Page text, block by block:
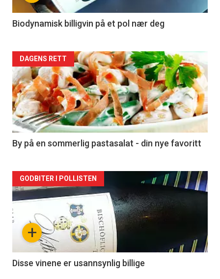
4
Biodynamisk billigvin på et pol nær deg
Forsiden
akkurat
nå
-
5
DAGENS RETT
By på en sommerlig pastasalat - din nye favoritt
Forsiden
akkurat
nå
6
+
GODBITER I POLLISTEN
Disse vinene er usannsynlig billige